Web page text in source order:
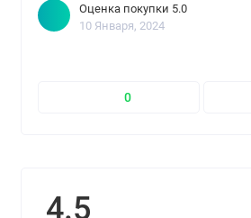
Оценка покупки 5.0
10 Января, 2024
0
4.5